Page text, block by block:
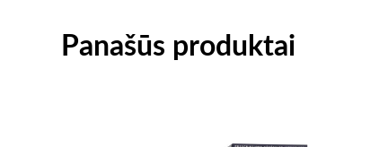
Panašūs produktai